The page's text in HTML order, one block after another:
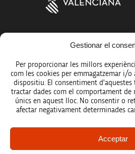
Gestionar el
Per proporcionar les millors
com les cookies per emmagatzemar i/o
dispositiu. El consentiment d'aquestes
tractar dades com el comportament de
únics en aquest lloc. No consentir o
afectar negativament determinades
Acceptar
Més organismes de suport a la
Avís legal
Política de protecció de dades